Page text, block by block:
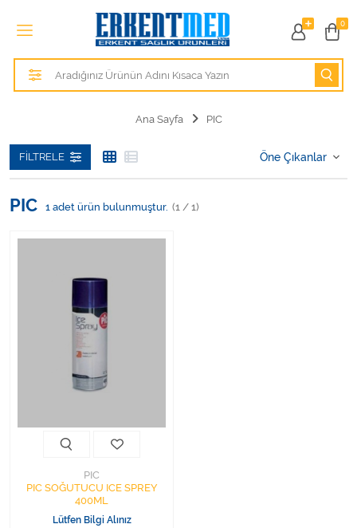
0
Tüm Kategoriler
Alezler
Hasta Bakım Ürünleri
Hastane Mobilyaları
Kişisel Bakım ve Sağlık
Kişisel Bakım ve Sağlık
Ortopedi Ürünleri
Ortopedi Ürünleri
Ana Sayfa PIC
FILTRELE
PIC 1 adet ürün bulunmuştur. (1 / 1)
PIC
PIC SOĞUTUCU ICE SPREY
400ML
Lütfen Bilgi Alınız